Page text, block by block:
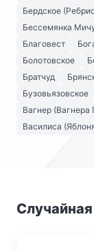
Бердское
Бессемянка
Благовест
Болотовское
Братчуд
Бузовьязовское
Вагнер (Вагнера
Василиса